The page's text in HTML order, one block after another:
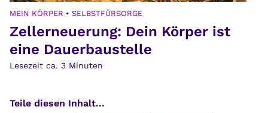
MEIN KÖRPER • SELBSTFÜRSORGE
Zellerneuerung: Dein Körper ist
eine Dauerbaustelle
Lesezeit ca. 3 Minuten
Teile diesen Inhalt...